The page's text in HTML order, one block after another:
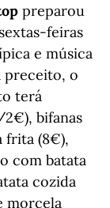
preparou
feiras
e música
preceito, o
terá
bifanas
frita (8€),
com batata
cozida
morcela